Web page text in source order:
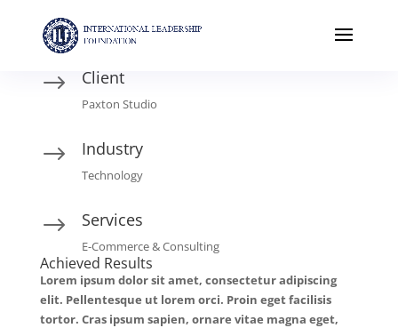
$ Client
Paxton Studio
$ Industry
Technology
$ Services
E-Commerce & Consulting
Achieved Results
Lorem ipsum dolor sit amet, consectetur adipiscing
elit. Pellentesque ut lorem orci. Proin eget facilisis
tortor. Cras ipsum sapien, ornare vitae magna eget,